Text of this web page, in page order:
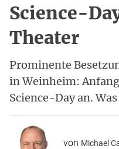
Science-
Theater
Prominente
in Weinheim:
Science-Day an.
von Michael